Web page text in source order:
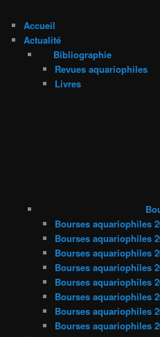
Accueil
Actualité
Bibliographie
Revues aquariophiles
Livres
Bourses aquariophiles
Bourses aquariophiles
Bourses aquariophiles
Bourses aquariophiles
Bourses aquariophiles
Bourses aquariophiles
Bourses aquariophiles
Bourses aquariophiles